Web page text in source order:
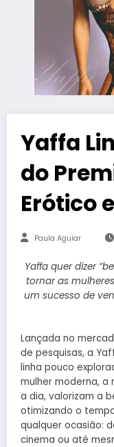
Yaffa
do
Erótico
Paula Aguiar
Yaffa quer dizer
tornar as
um sucesso de
Lançada no
de pesquisas, a
linha pouco
mulher moderna,
a dia, valorizam a
otimizando o
qualquer ocasião:
cinema ou até